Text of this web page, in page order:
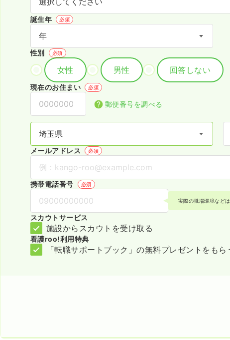
誕生年 必須
性別 必須
女性 男性 回答しない
現在のお住まい 必須
郵便番号を調べる
メールアドレス 必須
携帯電話番号 必須
実際の職場環境など
スカウトサービス
施設からスカウトを受け取る
看護roo!利用特典
「転職サポートブック」の無料プレゼントをもら